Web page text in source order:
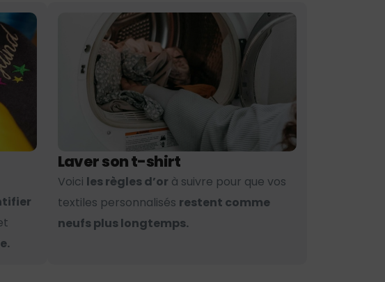
Laver son t-shirt
Voici les règles d’or à suivre pour que vos
textiles personnalisés restent comme
neufs plus longtemps.